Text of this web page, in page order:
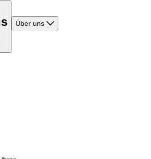
Über uns